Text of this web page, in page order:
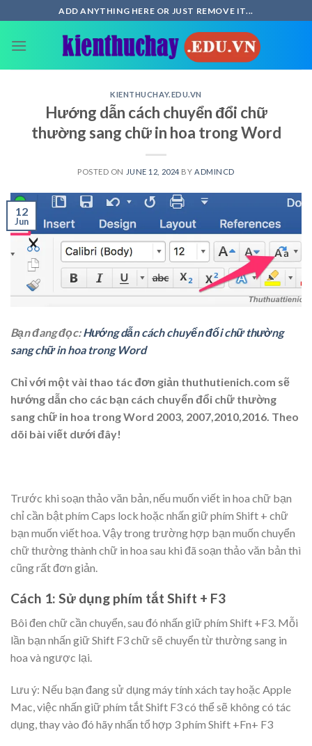
to
content
ADD ANYTHING HERE OR JUST REMOVE IT...
KIENTHUCHAY.EDU.VN
Hướng dẫn cách chuyển đổi chữ
thường sang chữ in hoa trong Word
POSTED ON JUNE 12, 2024 BY ADMINCD
12
Jun
Bạn đang đọc:Hướng dẫn cách chuyển đổi chữ thường
sang chữ in hoa trong Word
Chỉ với một vài thao tác đơn giản thuthutienich.com sẽ
hướng dẫn cho các bạn cách chuyển đổi chữ thường
sang chữ in hoa trong Word 2003, 2007,2010,2016. Theo
dõi bài viết dưới đây!
Trước khi soạn thảo văn bản, nếu muốn viết in hoa chữ bạn
chỉ cần bật phím Caps lock hoặc nhấn giữ phím Shift + chữ
bạn muốn viết hoa. Vậy trong trường hợp bạn muốn chuyển
chữ thường thành chữ in hoa sau khi đã soạn thảo văn bản thì
cũng rất đơn giản.
Cách 1: Sử dụng phím tắt Shift + F3
Bôi đen chữ cần chuyển, sau đó nhấn giữ phím Shift +F3. Mỗi
lần bạn nhấn giữ Shift F3 chữ sẽ chuyển từ thường sang in
hoa và ngược lại.
Lưu ý: Nếu bạn đang sử dụng máy tính xách tay hoặc Apple
Mac, việc nhấn giữ phím tắt Shift F3 có thể sẽ không có tác
dụng, thay vào đó hãy nhấn tổ hợp 3 phím Shift +Fn+ F3